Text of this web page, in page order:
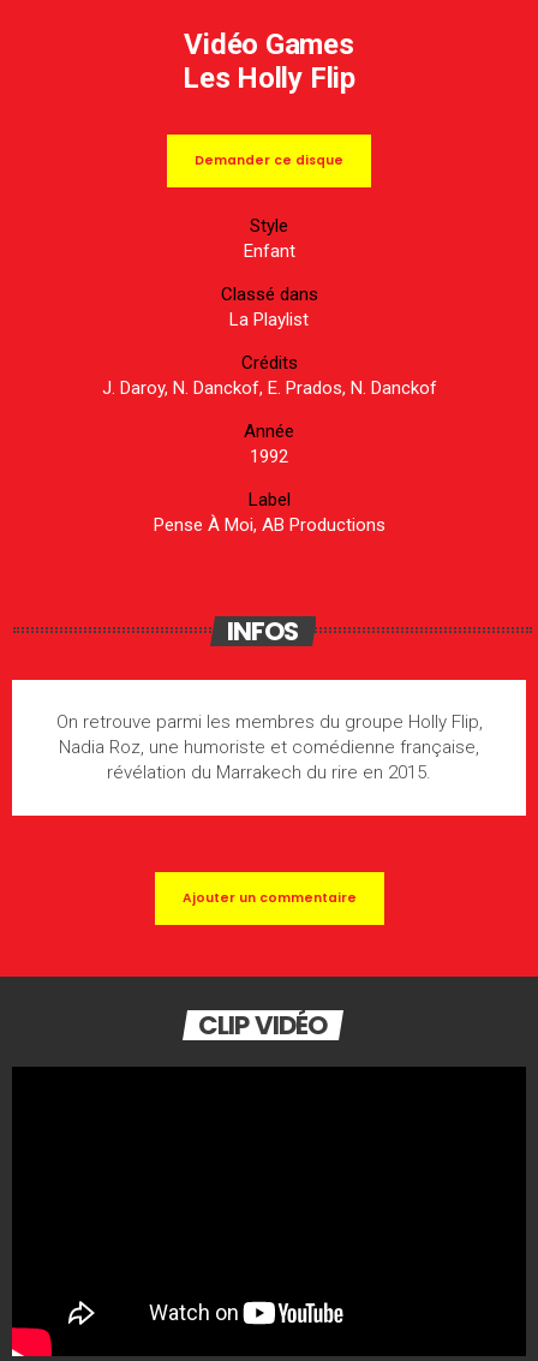
Vidéo Games
Les Holly Flip
Demander ce disque
Style
Enfant
Classé dans
La Playlist
Crédits
J. Daroy, N. Danckof, E. Prados, N. Danckof
Année
1992
Label
Pense À Moi, AB Productions
INFOS
On retrouve parmi les membres du groupe Holly Flip,
Nadia Roz, une humoriste et comédienne française,
révélation du Marrakech du rire en 2015.
Ajouter un commentaire
CLIP VIDÉO